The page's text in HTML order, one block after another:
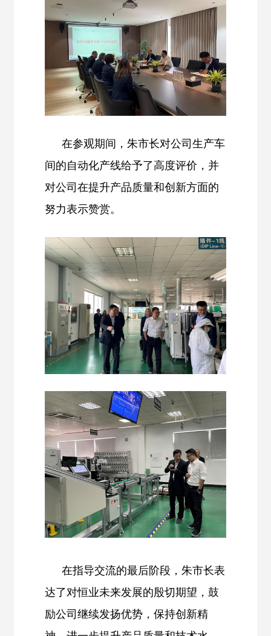
在参观期间，朱市长对公司生产车
间的自动化产线给予了高度评价，并
对公司在提升产品质量和创新方面的
努力表示赞赏。
在指导交流的最后阶段，朱市长表
达了对恒业未来发展的殷切期望，鼓
励公司继续发扬优势，保持创新精